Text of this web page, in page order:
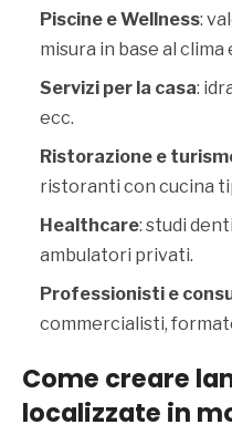
Piscine e Wellness:
misura in base al clima
Servizi per la casa:
ecc.
Ristorazione e
ristoranti con cucina
Healthcare: studi
ambulatori privati.
Professionisti e
commercialisti,
Come creare
localizzate in